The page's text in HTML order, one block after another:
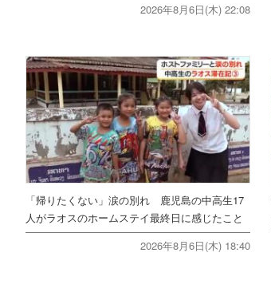
2026年8月6日(木) 22:08
「帰りたくない」涙の別れ 鹿児島の中高生17
人がラオスのホームステイ最終日に感じたこと
2026年8月6日(木) 18:40